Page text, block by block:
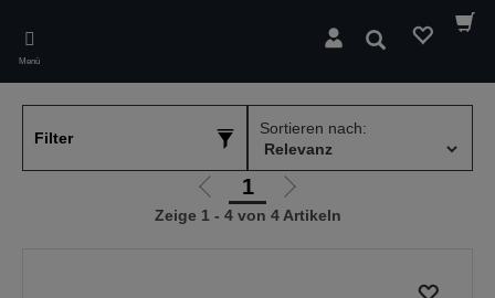
main
content
Menü
Suchen
Filter
Sortieren nach:
Zur
vorherigen
1
Zur
nächsten
Zeige 1 - 4 von 4 Artikeln